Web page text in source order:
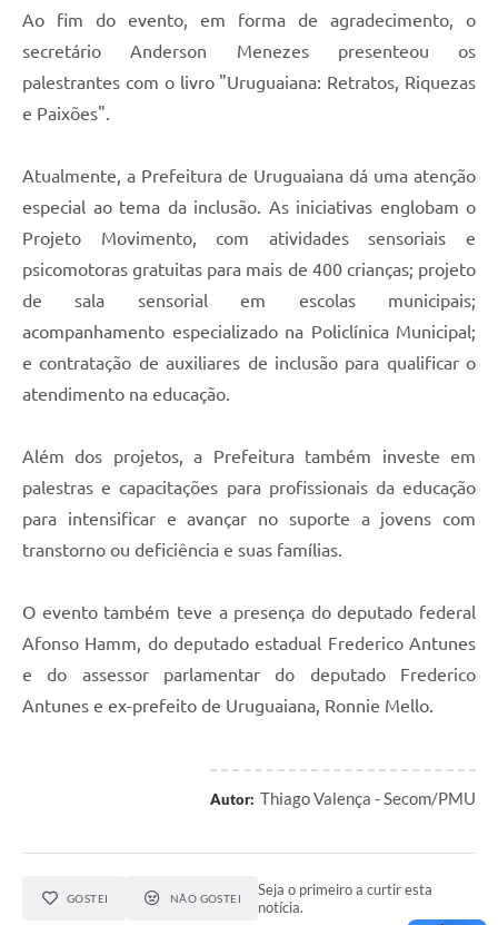
Ao fim do evento, em forma de agradecimento, o
secretário Anderson Menezes presenteou os
palestrantes com o livro "Uruguaiana: Retratos, Riquezas
e Paixões".
Atualmente, a Prefeitura de Uruguaiana dá uma atenção
especial ao tema da inclusão. As iniciativas englobam o
Projeto Movimento, com atividades sensoriais e
psicomotoras gratuitas para mais de 400 crianças; projeto
de sala sensorial em escolas municipais;
acompanhamento especializado na Policlínica Municipal;
e contratação de auxiliares de inclusão para qualificar o
atendimento na educação.
Além dos projetos, a Prefeitura também investe em
palestras e capacitações para profissionais da educação
para intensificar e avançar no suporte a jovens com
transtorno ou deficiência e suas famílias.
O evento também teve a presença do deputado federal
Afonso Hamm, do deputado estadual Frederico Antunes
e do assessor parlamentar do deputado Frederico
Antunes e ex-prefeito de Uruguaiana, Ronnie Mello.
Autor: Thiago Valença - Secom/PMU
GOSTEI NÃO GOSTEI
Seja o primeiro a curtir esta
notícia.